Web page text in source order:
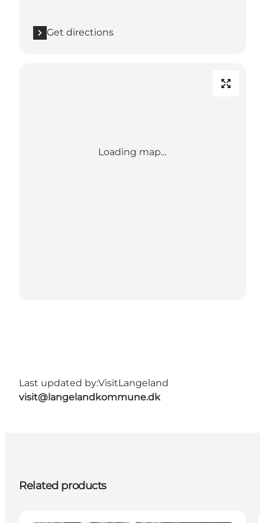
Get directions
Loading map...
Last updated by:VisitLangeland
visit@langelandkommune.dk
Related products